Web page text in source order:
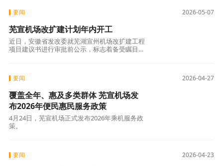
2026-05-07
要闻
芜宣机场改扩建计划年内开工
近日，安徽省发改委就芜湖宣州机场改扩建工程
项目建议书进行审批前公示，标志着备受瞩目的
2026-04-27
要闻
覆盖全年、惠及多类群体 芜宣机场发
布2026年便民惠民服务政策
4月24日，芜宣机场正式发布2026年乘机服务政
策。
2026-04-23
要闻